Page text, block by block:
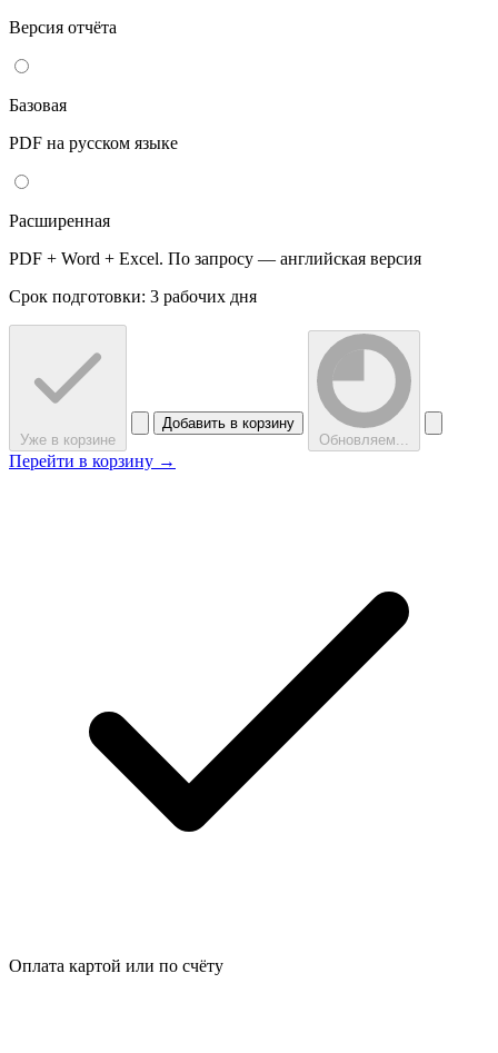
Версия отчёта
Базовая
PDF на русском языке
Расширенная
PDF + Word + Excel. По запросу — английская версия
Срок подготовки: 3 рабочих дня
Уже в корзине
Добавить в корзину
Обновляем...
Перейти в корзину →
Оплата картой или по счёту